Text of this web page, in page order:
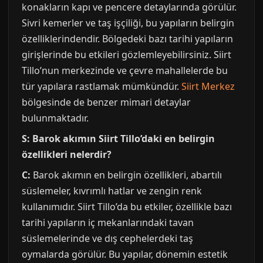
konakların kapı ve pencere detaylarında görülür.
Sivri kemerler ve taş işçiliği, bu yapıların belirgin
özelliklerindendir. Bölgedeki bazı tarihi yapıların
girişlerinde bu etkileri gözlemleyebilirsiniz. Siirt
Tillo’nun merkezinde ve çevre mahallelerde bu
tür yapılara rastlamak mümkündür. Siirt Merkez
bölgesinde de benzer mimari detaylar
bulunmaktadır.
S: Barok akımın Siirt Tillo’daki en belirgin
özellikleri nelerdir?
C: Barok akımın en belirgin özellikleri, abartılı
süslemeler, kıvrımlı hatlar ve zengin renk
kullanımıdır. Siirt Tillo’da bu etkiler, özellikle bazı
tarihi yapıların iç mekanlarındaki tavan
süslemelerinde ve dış cephelerdeki taş
oymalarda görülür. Bu yapılar, dönemin estetik